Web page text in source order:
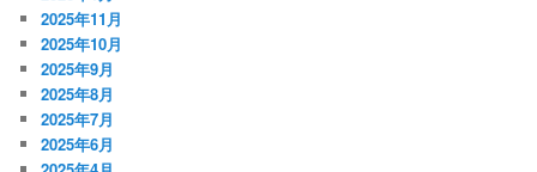
2025年11月
2025年10月
2025年9月
2025年8月
2025年7月
2025年6月